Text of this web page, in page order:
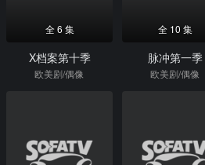
全 6 集
X档案第十季
欧美剧/偶像
全 10 集
脉冲第一季
欧美剧/偶像